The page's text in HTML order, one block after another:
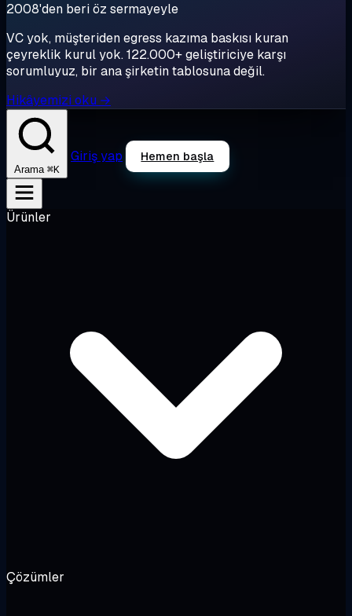
2008'den beri öz sermayeyle
VC yok, müşteriden egress kazıma baskısı kuran
çeyreklik kurul yok. 122.000+ geliştiriciye karşı
sorumluyuz, bir ana şirketin tablosuna değil.
Hikâyemizi oku →
Arama ⌘K
Giriş yap Hemen başla
Ürünler
Çözümler